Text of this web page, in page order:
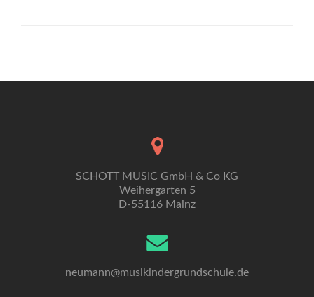
SCHOTT MUSIC GmbH & Co KG
Weihergarten 5
D-55116 Mainz
neumann@musikindergrundschule.de